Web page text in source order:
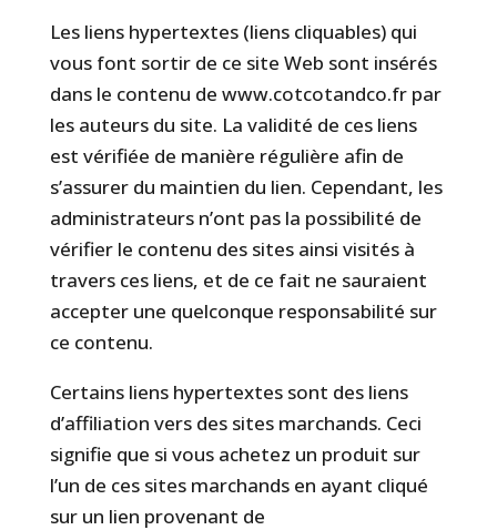
Les liens hypertextes (liens cliquables) qui
vous font sortir de ce site Web sont insérés
dans le contenu de www.cotcotandco.fr par
les auteurs du site. La validité de ces liens
est vérifiée de manière régulière afin de
s’assurer du maintien du lien. Cependant, les
administrateurs n’ont pas la possibilité de
vérifier le contenu des sites ainsi visités à
travers ces liens, et de ce fait ne sauraient
accepter une quelconque responsabilité sur
ce contenu.
Certains liens hypertextes sont des liens
d’affiliation vers des sites marchands. Ceci
signifie que si vous achetez un produit sur
l’un de ces sites marchands en ayant cliqué
sur un lien provenant de